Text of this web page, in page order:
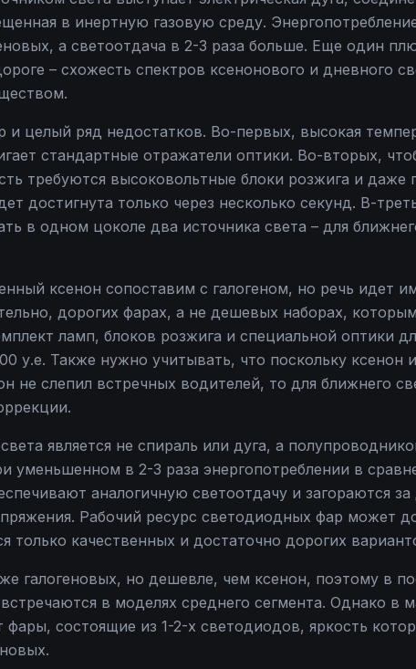
в инертную газовую среду.
а светоотдача в 2-3 раза больше. Еще один
– схожесть спектров ксенонового и дневного
и целый ряд недостатков. Во-первых, высокая
стандартные отражатели оптики. Во-вторых,
требуются высоковольтные блоки розжига и даже
достигнута только через несколько секунд. В-
в одном цоколе два источника света – для
ксенон сопоставим с галогеном, но речь идет
дорогих фарах, а не дешевых наборах,
ламп, блоков розжига и специальной оптики
у.е. Также нужно учитывать, что поскольку ксенон
не слепил встречных водителей, то для ближнего
является не спираль или дуга, а
уменьшенном в 2-3 раза энергопотреблении в
аналогичную светоотдачу и загораются за
Рабочий ресурс светодиодных фар может
только качественных и достаточно дорогих
галогеновых, но дешевле, чем ксенон, поэтому в
в моделях среднего сегмента. Однако в
состоящие из 1-2-х светодиодов, яркость